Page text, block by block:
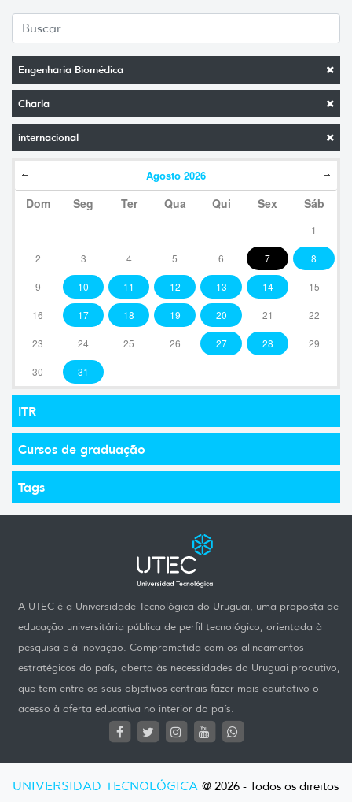
Engenharia Biomédica
Charla
internacional
Agosto 2026
Dom Seg Ter Qua Qui Sex Sáb
1
2 3 4 5 6 7 8
9 10 11 12 13 14 15
16 17 18 19 20 21 22
23 24 25 26 27 28 29
30 31
ITR
Cursos de graduação
Tags
A UTEC é a Universidade Tecnológica do Uruguai, uma proposta de
educação universitária pública de perfil tecnológico, orientada à
pesquisa e à inovação. Comprometida com os alineamentos
estratégicos do país, aberta às necessidades do Uruguai produtivo,
que tem entre os seus objetivos centrais fazer mais equitativo o
acesso à oferta educativa no interior do país.
UNIVERSIDAD TECNOLÓGICA @ 2026 - Todos os direitos